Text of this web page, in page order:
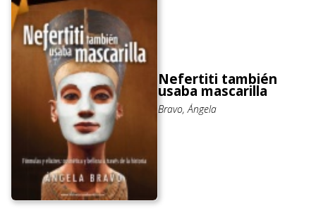
Nefertiti también
usaba mascarilla
Bravo, Ángela